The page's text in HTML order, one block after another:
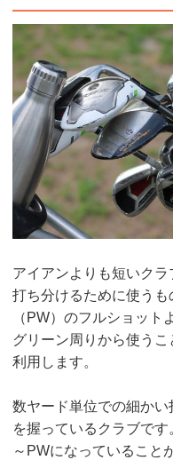
アイアンよりも短いク
打ち分けるために使う
（PW）のフルショット
グリーン周りから使う
利用します。
数ヤード単位での細か
を握っているクラブで
～PWになっていること